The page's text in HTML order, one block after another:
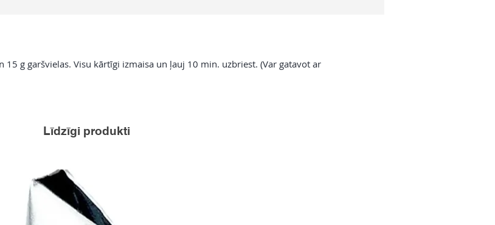
g garšvielas. Visu kārtīgi izmaisa un ļauj 10 min. uzbriest. (Var gatavot ar
Līdzīgi produkti